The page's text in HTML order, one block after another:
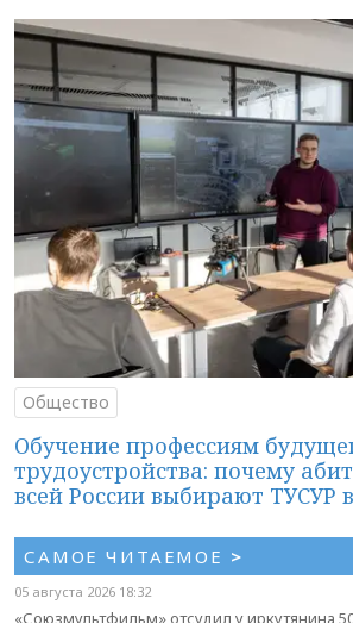
Общество
Обучение профессиям
трудоустройства: почему
всей России выбирают ТУСУР
САМОЕ ЧИТАЕМОЕ >
05 августа 2026 18:32